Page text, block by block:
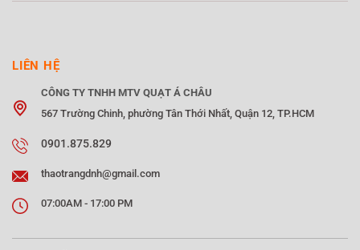
LIÊN HỆ
CÔNG TY TNHH MTV QUẠT Á CHÂU
567 Trường Chinh, phường Tân Thới Nhất, Quận 12, TP.HCM
0901.875.829
thaotrangdnh@gmail.com
07:00AM - 17:00 PM